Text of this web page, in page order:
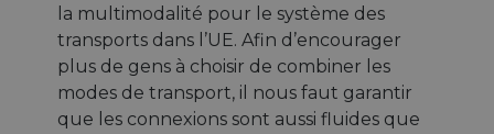
la multimodalité pour le système des
transports dans l’UE. Afin d’encourager
plus de gens à choisir de combiner les
modes de transport, il nous faut garantir
que les connexions sont aussi fluides que